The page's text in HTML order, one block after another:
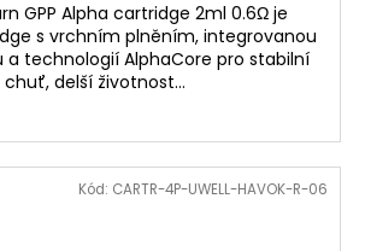
GPP Alpha cartridge 2ml 0.6Ω je
s vrchním plněním, integrovanou
a technologií AlphaCore pro stabilní
chuť, delší životnost...
Kód: CARTR-4P-UWELL-HAVOK-R-06